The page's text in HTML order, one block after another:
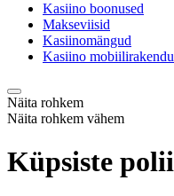
Kasiino boonused
Makseviisid
Kasiinomängud
Kasiino
Näita rohkem
Näita rohkem vähem
Küpsiste